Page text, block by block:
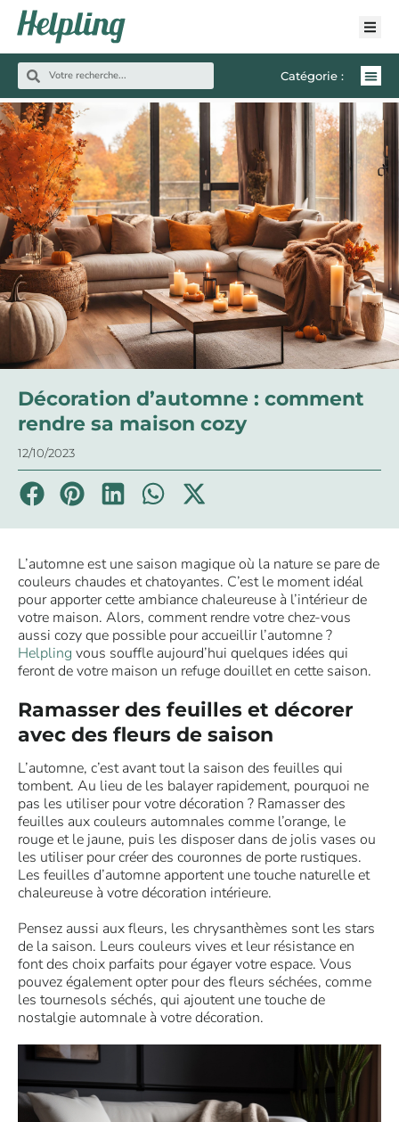
Catégorie :
Décoration d’automne : comment
rendre sa maison cozy
12/10/2023
L’automne est une saison magique où la nature se pare de
couleurs chaudes et chatoyantes. C’est le moment idéal
pour apporter cette ambiance chaleureuse à l’intérieur de
votre maison. Alors, comment rendre votre chez-vous
aussi cozy que possible pour accueillir l’automne ?
Helpling vous souffle aujourd’hui quelques idées qui
feront de votre maison un refuge douillet en cette saison.
Ramasser des feuilles et décorer
avec des fleurs de saison
L’automne, c’est avant tout la saison des feuilles qui
tombent. Au lieu de les balayer rapidement, pourquoi ne
pas les utiliser pour votre décoration ? Ramasser des
feuilles aux couleurs automnales comme l’orange, le
rouge et le jaune, puis les disposer dans de jolis vases ou
les utiliser pour créer des couronnes de porte rustiques.
Les feuilles d’automne apportent une touche naturelle et
chaleureuse à votre décoration intérieure.
Pensez aussi aux fleurs, les chrysanthèmes sont les stars
de la saison. Leurs couleurs vives et leur résistance en
font des choix parfaits pour égayer votre espace. Vous
pouvez également opter pour des fleurs séchées, comme
les tournesols séchés, qui ajoutent une touche de
nostalgie automnale à votre décoration.